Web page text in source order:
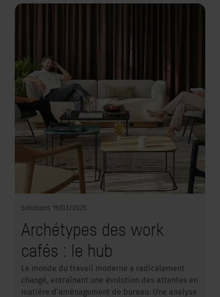
Solutions 19/03/2025
Archétypes des work
cafés : le hub
Le monde du travail moderne a radicalement
changé, entraînant une évolution des attentes en
matière d’aménagement de bureau. Une analyse